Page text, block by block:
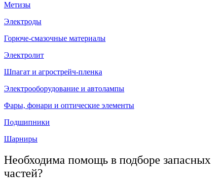
Метизы
Электроды
Горюче-смазочные материалы
Электролит
Шпагат и агрострейч-пленка
Электрооборудование и автолампы
Фары, фонари и оптические элементы
Подшипники
Шарниры
Необходима помощь в подборе запасных
частей?